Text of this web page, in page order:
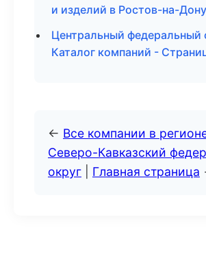
и изделий в Ростов-на-Дону
Центральный федеральный
Каталог компаний -
← Все компании в
Северо-Кавказский
округ
Главная страница